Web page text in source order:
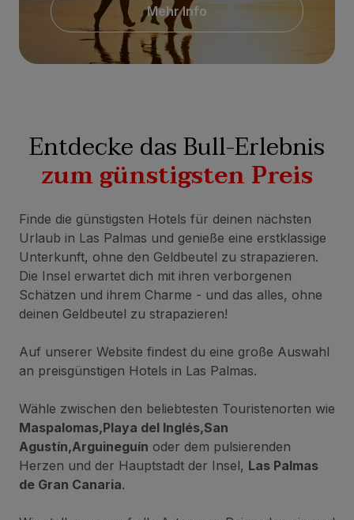
Mehr Info
Entdecke das Bull-Erlebnis
zum günstigsten Preis
Finde die günstigsten Hotels für deinen nächsten
Urlaub in Las Palmas und genieße eine erstklassige
Unterkunft, ohne den Geldbeutel zu strapazieren.
Die Insel erwartet dich mit ihren verborgenen
Schätzen und ihrem Charme - und das alles, ohne
deinen Geldbeutel zu strapazieren!
Auf unserer Website findest du eine große Auswahl
an preisgünstigen Hotels in Las Palmas.
Wähle zwischen den beliebtesten Touristenorten wie
Maspalomas,Playa del Inglés,San
Agustín,Arguineguín oder dem pulsierenden
Herzen und der Hauptstadt der Insel, Las Palmas
de Gran Canaria.